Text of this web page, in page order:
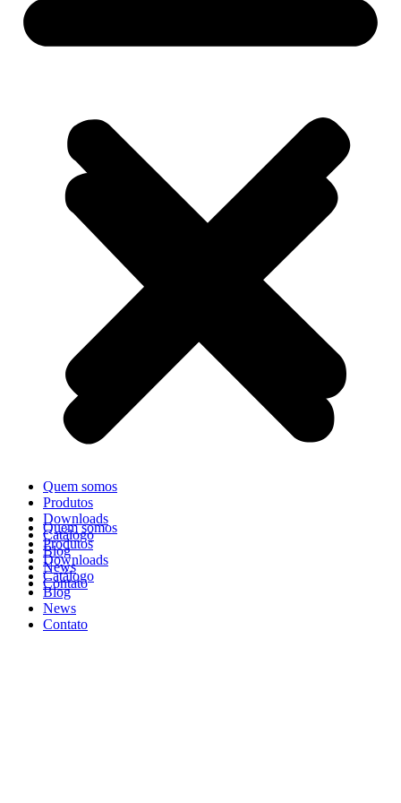
Quem somos
Produtos
Downloads
Catálogo
Blog
News
Contato
Quem somos
Produtos
Downloads
Catálogo
Blog
News
Contato